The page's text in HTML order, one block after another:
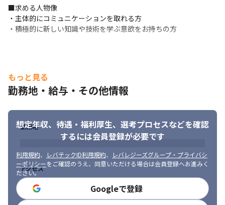
■求める人物像
・主体的にコミュニケーションを取れる方
・積極的に新しい知識や技術を学ぶ意欲をお持ちの方
もっと見る
勤務地・給与・その他情報
想定年収、待遇・福利厚生、 選考プロセスなどを確認
するには会員登録が必要です
利用規約、 レバテックID利用規約、
レバレジーズグループ・プライバシ
ーポリシーをご確認のうえ、同意いただける場合は会員登録へお進みく
ださい。
Googleで登録
勤務地
アクセス